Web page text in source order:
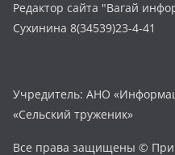
Редактор сайта "Вагай
Сухинина 8(34539)23-4-41
Учредитель: АНО
«Сельский труженик»
Все права защищены © При